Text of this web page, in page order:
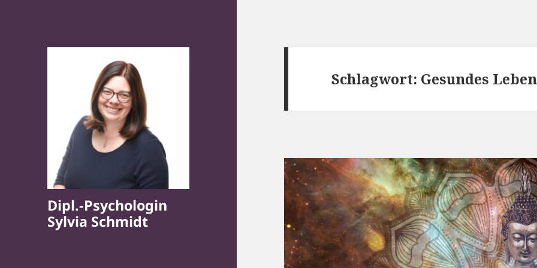
Dipl.-Psychologin
Sylvia Schmidt
Schlagwort: Gesundes Leben